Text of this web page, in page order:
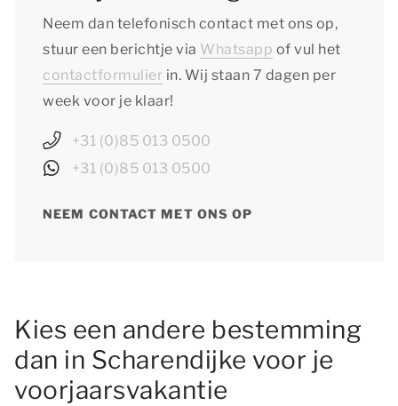
Neem dan telefonisch contact met ons op,
stuur een berichtje via Whatsapp of vul het
contactformulier in. Wij staan 7 dagen per
week voor je klaar!
+31 (0)85 013 0500
+31 (0)85 013 0500
NEEM CONTACT MET ONS OP
Kies een andere bestemming
dan in Scharendijke voor je
voorjaarsvakantie